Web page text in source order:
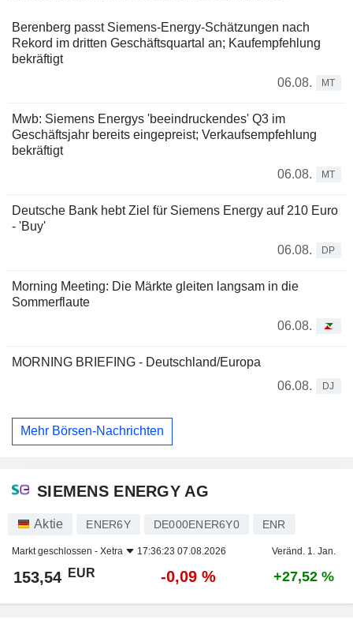
Berenberg passt Siemens-Energy-Schätzungen nach
Rekord im dritten Geschäftsquartal an; Kaufempfehlung
bekräftigt
06.08.
MT
Mwb: Siemens Energys 'beeindruckendes' Q3 im
Geschäftsjahr bereits eingepreist; Verkaufsempfehlung
bekräftigt
06.08.
MT
Deutsche Bank hebt Ziel für Siemens Energy auf 210 Euro
- 'Buy'
06.08.
DP
Morning Meeting: Die Märkte gleiten langsam in die
Sommerflaute
06.08.
MORNING BRIEFING - Deutschland/Europa
06.08.
DJ
Mehr Börsen-Nachrichten
SIEMENS ENERGY AG
Aktie ENER6Y DE000ENER6Y0 ENR
Markt geschlossen - Xetra 17:36:23 07.08.2026 Veränd. 1. Jan.
153,54 EUR -0,09 % +27,52 %